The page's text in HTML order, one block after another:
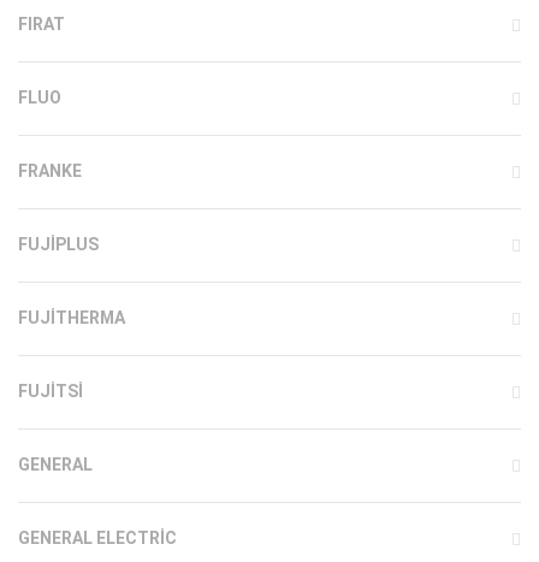
FIRAT
FLUO
FRANKE
FUJIPLUS
FUJITHERMA
FUJITSI
GENERAL
GENERAL ELECTRIC